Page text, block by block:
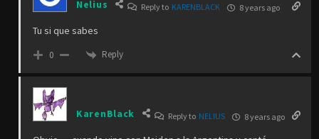
Nelius Reply to KARENBLACK 8 years ago
Tu si que sabes
0 Reply
KarenBlack Reply to NELIUS 8 years ago